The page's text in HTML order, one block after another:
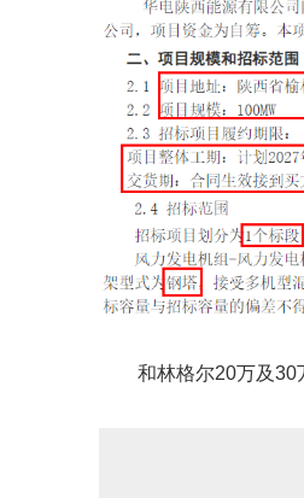
和林格尔20万及30万